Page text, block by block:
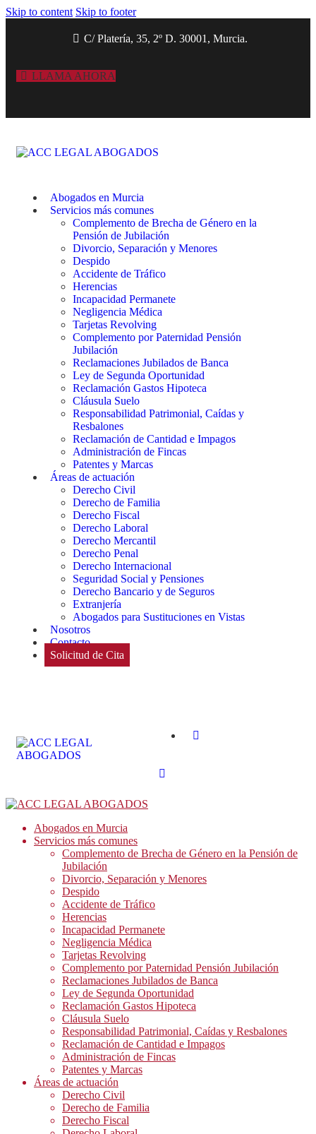
Skip to content Skip to footer
C/ Platería, 35, 2º D. 30001, Murcia.
LLAMA AHORA
Abogados en Murcia
Servicios más comunes
Complemento de Brecha de Género en la
Pensión de Jubilación
Divorcio, Separación y Menores
Despido
Accidente de Tráfico
Herencias
Incapacidad Permanete
Negligencia Médica
Tarjetas Revolving
Complemento por Paternidad Pensión
Jubilación
Reclamaciones Jubilados de Banca
Ley de Segunda Oportunidad
Reclamación Gastos Hipoteca
Cláusula Suelo
Responsabilidad Patrimonial, Caídas y
Resbalones
Reclamación de Cantidad e Impagos
Administración de Fincas
Patentes y Marcas
Áreas de actuación
Derecho Civil
Derecho de Familia
Derecho Fiscal
Derecho Laboral
Derecho Mercantil
Derecho Penal
Derecho Internacional
Seguridad Social y Pensiones
Derecho Bancario y de Seguros
Extranjería
Abogados para Sustituciones en Vistas
Nosotros
Contacto
Solicitud de Cita
Abogados en Murcia
Servicios más comunes
Complemento de Brecha de Género en la Pensión de
Jubilación
Divorcio, Separación y Menores
Despido
Accidente de Tráfico
Herencias
Incapacidad Permanete
Negligencia Médica
Tarjetas Revolving
Complemento por Paternidad Pensión Jubilación
Reclamaciones Jubilados de Banca
Ley de Segunda Oportunidad
Reclamación Gastos Hipoteca
Cláusula Suelo
Responsabilidad Patrimonial, Caídas y Resbalones
Reclamación de Cantidad e Impagos
Administración de Fincas
Patentes y Marcas
Áreas de actuación
Derecho Civil
Derecho de Familia
Derecho Fiscal